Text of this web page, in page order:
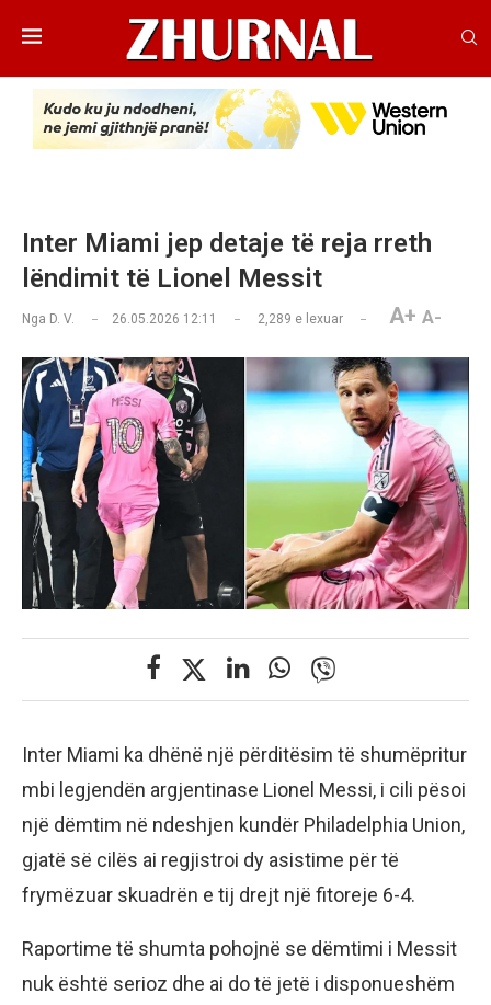
Inter Miami jep detaje të reja rreth
lëndimit të Lionel Messit
Nga D. V. 26.05.2026 12:11 2,289 e lexuar A+ A-
Inter Miami ka dhënë një përditësim të shumëpritur
mbi legjendën argjentinase Lionel Messi, i cili pësoi
një dëmtim në ndeshjen kundër Philadelphia Union,
gjatë së cilës ai regjistroi dy asistime për të
frymëzuar skuadrën e tij drejt një fitoreje 6-4.
Raportime të shumta pohojnë se dëmtimi i Messit
nuk është serioz dhe ai do të jetë i disponueshëm